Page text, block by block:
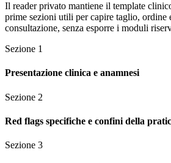
Il reader privato mantiene il template
prime sezioni utili per capire taglio, ordine
consultazione, senza esporre i moduli
Sezione 1
Presentazione clinica e anamnesi
Sezione 2
Red flags specifiche e confini della
Sezione 3